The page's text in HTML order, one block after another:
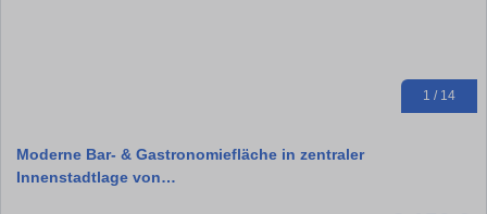
1 / 14
Moderne Bar- & Gastronomiefläche in zentraler
Innenstadtlage von…